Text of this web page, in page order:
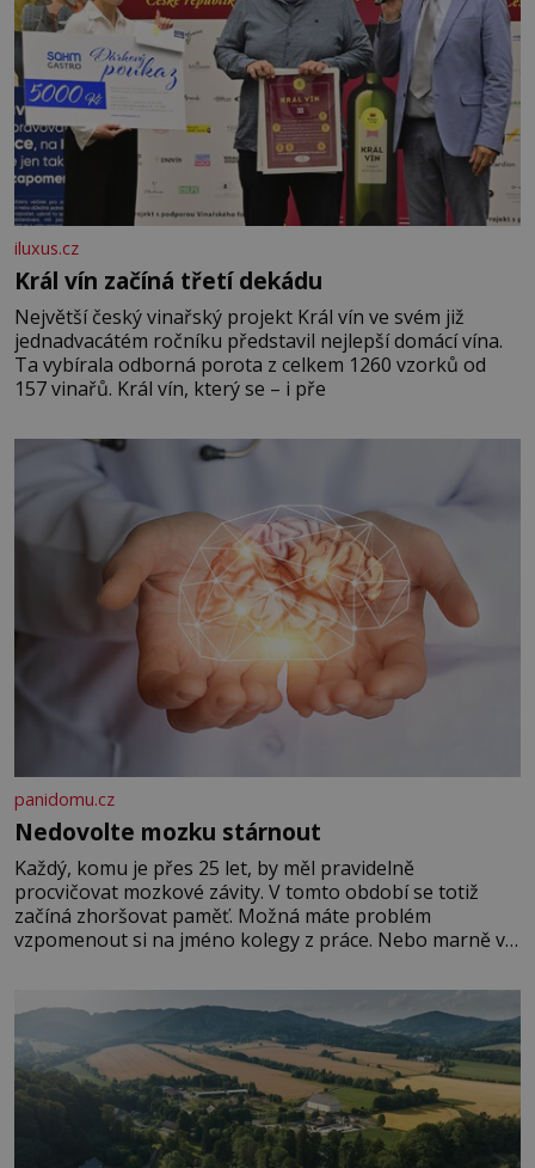
iluxus.cz
Král vín začíná třetí dekádu
Největší český vinařský projekt Král vín ve svém již
jednadvacátém ročníku představil nejlepší domácí vína.
Ta vybírala odborná porota z celkem 1260 vzorků od
157 vinařů. Král vín, který se – i pře
panidomu.cz
Nedovolte mozku stárnout
Každý, komu je přes 25 let, by měl pravidelně
procvičovat mozkové závity. V tomto období se totiž
začíná zhoršovat paměť. Možná máte problém
vzpomenout si na jméno kolegy z práce. Nebo marně v
Je to opravdu tak, s věkem jako kdyby se paměť
rozhodla stávkovat. Cvičte